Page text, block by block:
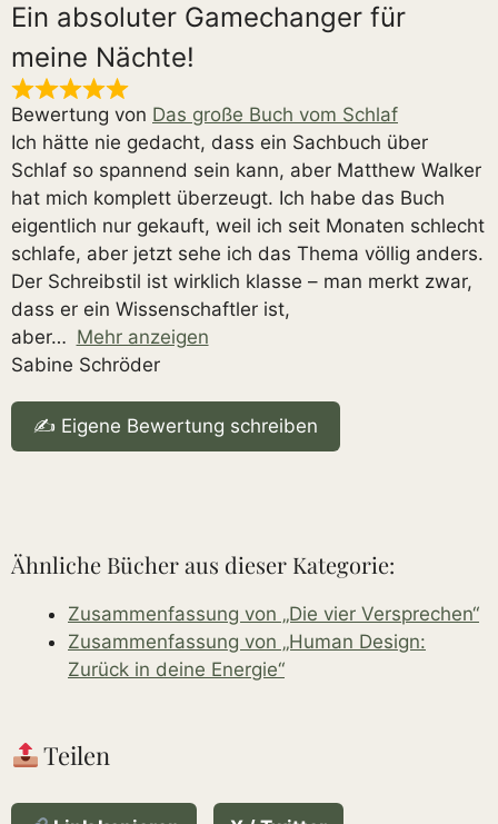
Ein absoluter Gamechanger für
meine Nächte!
Bewertung von Das große Buch vom Schlaf
Ich hätte nie gedacht, dass ein Sachbuch über
Schlaf so spannend sein kann, aber Matthew Walker
hat mich komplett überzeugt. Ich habe das Buch
eigentlich nur gekauft, weil ich seit Monaten schlecht
schlafe, aber jetzt sehe ich das Thema völlig anders.
Der Schreibstil ist wirklich klasse – man merkt zwar,
dass er ein Wissenschaftler ist,
aber
Mehr anzeigen
Sabine Schröder
✍️ Eigene Bewertung schreiben
Ähnliche Bücher aus dieser Kategorie:
Zusammenfassung von „Die vier Versprechen“
Zusammenfassung von „Human Design:
Zurück in deine Energie“
Teilen